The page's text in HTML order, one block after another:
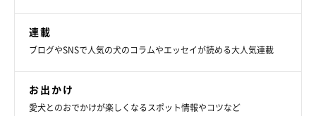
ベッドでくつろぎながら飼い主さんを見るくぅちゃん
保護犬をお迎えするのは初めてだったという飼い主さん。毎日、
連載
ブログやSNSで人気の犬のコラムやエッセイが読める大人気連載
お出かけ
愛犬とのおでかけが楽しくなるスポット情報やコツなど